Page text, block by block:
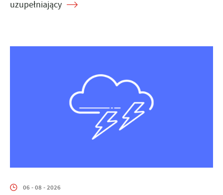
uzupełniający
06 - 08 - 2026